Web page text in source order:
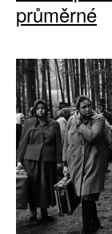
průměrné